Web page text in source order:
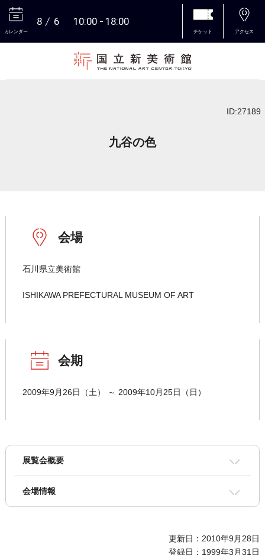
カレンダー
8 6 10:00 18:00
チケット アクセス
ID:27189
九谷の色
会場
石川県立美術館
ISHIKAWA PREFECTURAL MUSEUM OF ART
会期
2009年9月26日（土） ～ 2009年10月25日（日）
展覧会概要
会場情報
更新日：2010年9月28日
登録日：1999年3月31日